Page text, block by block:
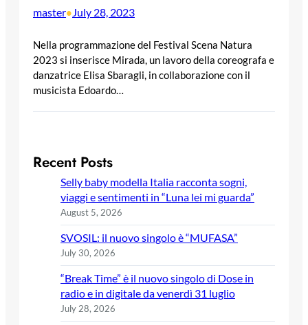
master•July 28, 2023
Nella programmazione del Festival Scena Natura
2023 si inserisce Mirada, un lavoro della coreografa e
danzatrice Elisa Sbaragli, in collaborazione con il
musicista Edoardo…
Recent Posts
Selly baby modella Italia racconta sogni,
viaggi e sentimenti in “Luna lei mi guarda”
August 5, 2026
SVOSIL: il nuovo singolo è “MUFASA”
July 30, 2026
“Break Time” è il nuovo singolo di Dose in
radio e in digitale da venerdì 31 luglio
July 28, 2026